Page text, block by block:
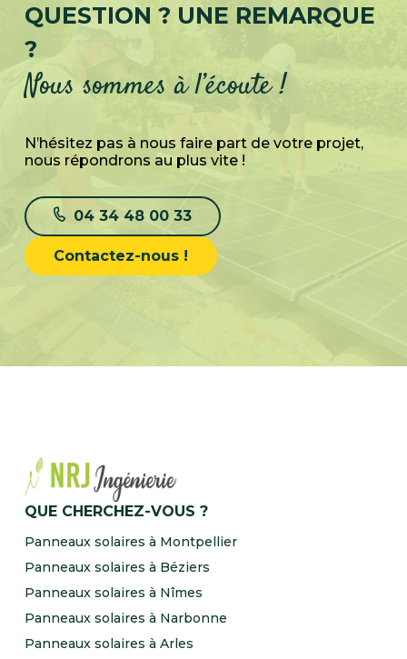
QUESTION ? UNE REMARQUE
?
Nous sommes à l’écoute !
N’hésitez pas à nous faire part de votre projet,
nous répondrons au plus vite !
04 34 48 00 33
Contactez-nous !
QUE CHERCHEZ-VOUS ?
Panneaux solaires à Montpellier
Panneaux solaires à Béziers
Panneaux solaires à Nîmes
Panneaux solaires à Narbonne
Panneaux solaires à Arles